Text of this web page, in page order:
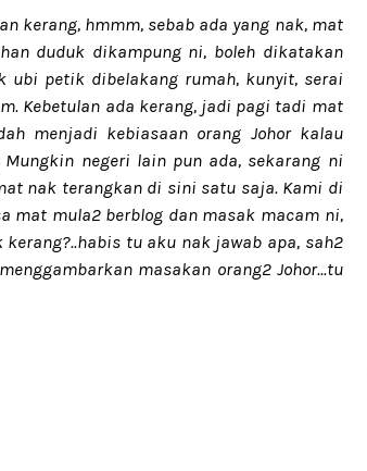
kerang, hmmm, sebab ada yang nak, mat
duduk dikampung ni, boleh dikatakan
ubi petik dibelakang rumah, kunyit, serai
Kebetulan ada kerang, jadi pagi tadi mat
menjadi kebiasaan orang Johor kalau
negeri lain pun ada, sekarang ni
nak terangkan di sini satu saja. Kami di
mat mula2 berblog dan masak macam ni,
tu aku nak jawab apa, sah2
masakan orang2 Johor...tu